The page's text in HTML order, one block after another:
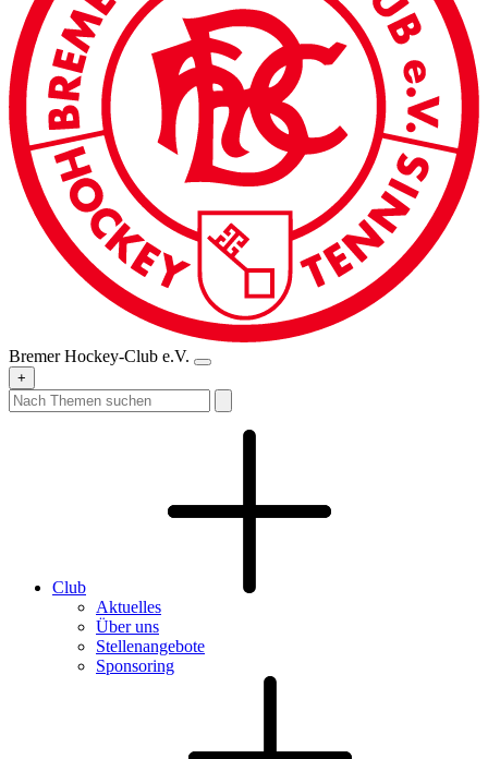
Bremer Hockey-Club e.V.
+
Club
Aktuelles
Über uns
Stellenangebote
Sponsoring